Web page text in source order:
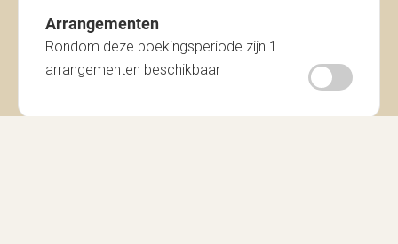
Arrangementen
Rondom deze boekingsperiode zijn 1
arrangementen beschikbaar